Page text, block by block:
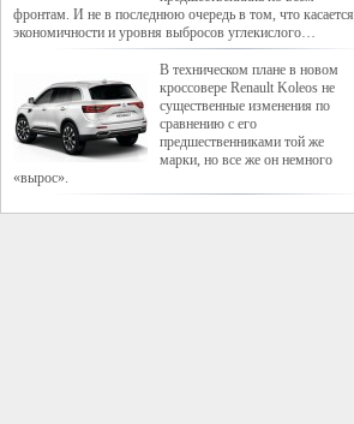
фронтам. И не в последнюю очередь в том, что касается
экономичности и уровня выбросов углекислого…
В техническом плане в новом
кроссовере Renault Koleos не
существенные изменения по
сравнению с его
предшественниками той же
марки, но все же он немного
«вырос».